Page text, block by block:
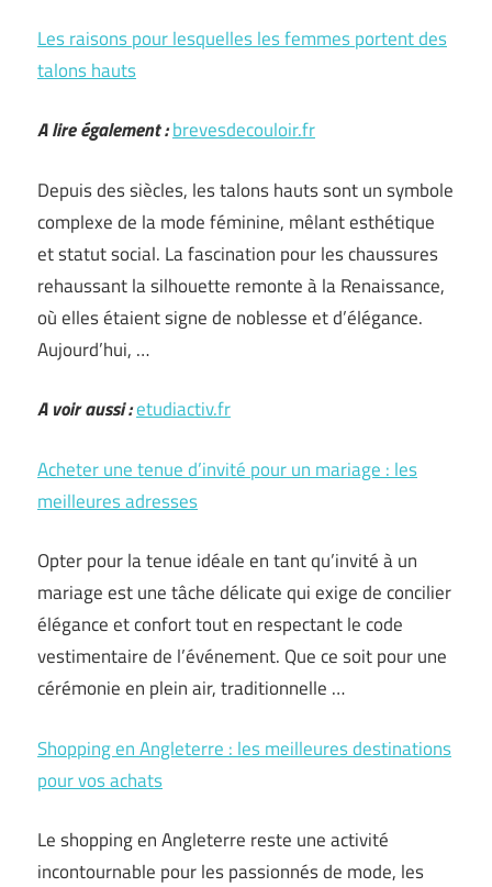
Les raisons pour lesquelles les femmes portent des
talons hauts
A lire également :brevesdecouloir.fr
Depuis des siècles, les talons hauts sont un symbole
complexe de la mode féminine, mêlant esthétique
et statut social. La fascination pour les chaussures
rehaussant la silhouette remonte à la Renaissance,
où elles étaient signe de noblesse et d’élégance.
Aujourd’hui, …
A voir aussi :etudiactiv.fr
Acheter une tenue d’invité pour un mariage : les
meilleures adresses
Opter pour la tenue idéale en tant qu’invité à un
mariage est une tâche délicate qui exige de concilier
élégance et confort tout en respectant le code
vestimentaire de l’événement. Que ce soit pour une
cérémonie en plein air, traditionnelle …
Shopping en Angleterre : les meilleures destinations
pour vos achats
Le shopping en Angleterre reste une activité
incontournable pour les passionnés de mode, les